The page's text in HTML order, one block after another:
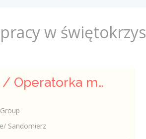
w
Operator / Operatorka maszyn CNC (K/M)
Sandomierz